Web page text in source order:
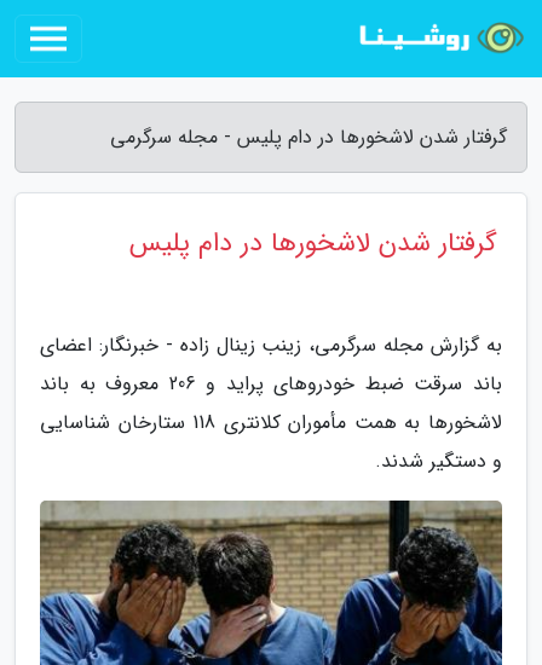
گرفتار شدن لاشخورها در دام پلیس - مجله سرگرمی
گرفتار شدن لاشخورها در دام پلیس
به گزارش مجله سرگرمی، زینب زینال زاده - خبرنگار: اعضای
باند سرقت ضبط خودروهای پراید و 206 معروف به باند
لاشخورها به همت مأموران کلانتری 118 ستارخان شناسایی
و دستگیر شدند.